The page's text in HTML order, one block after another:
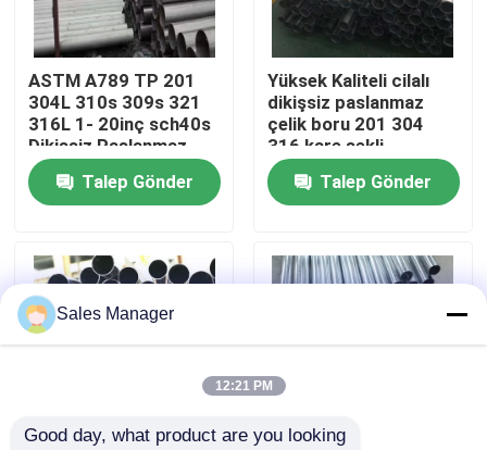
Hakkımızda
Fabrika turu
Kalite kontrol
Haberler
Teklif isteği
ASTM A789 TP 201
304L 310s 309s 321
316L 1- 20inç sch40s
Dikişsiz Paslanmaz
Çelik Tüp Kesme Ve
Eğme ServisiTalep Gönder
Yüksek Kaliteli cilalı
dikişsiz paslanmaz
çelik boru 201 304
316 kare şekli
kaynaklanabilir 904L
409L çelik boru
JIS/EN/ASIS
Talep Gönder
Sales Manager
12:21 PM
Good day, what product are you looking